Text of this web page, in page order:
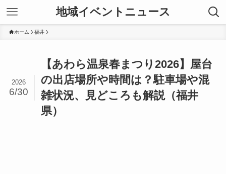
地域イベントニュース
ホーム 福井
【あわら温泉春まつり2026】屋台
の出店場所や時間は？駐車場や混
雑状況、見どころも解説（福井
県）
2026
6/30